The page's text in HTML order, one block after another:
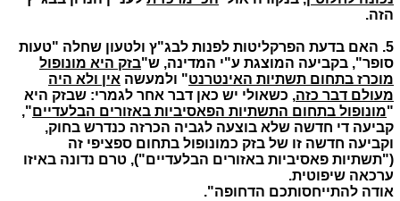
הזה.
5. האם בדעת הפרקליטות לפנות לבג"ץ ולטעון שחלה "טעות
סופר", בקביעה המוצגת ע"י המדינה, ש"בזק היא מונופול
מוכרז בתחום תשתיות האינטרנט" ולמעשה אין ולא היה
מעולם דבר כזה, כשאולי יש כאן דבר אחר לגמרי: שבזק היא
"מונופול בתחום התשתיות הפאסיביות באזורים הבלעדיים",
קביעה די חדשה שלא בוצעה לגביה הכרזה כנדרש בחוק,
וקביעה חדשה זו של בזק כמונופול בתחום ספציפי זה
("תשתיות פאסיביות באזורים הבלעדיים"), טרם נדונה באיזו
ערכאה שיפוטית.
אודה להתייחסותכם הדחופה".